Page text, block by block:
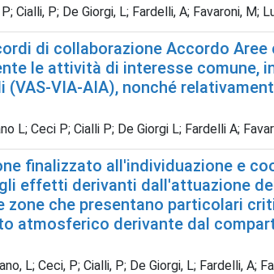
Cialli, P; De Giorgi, L; Fardelli, A; Favaroni,
di collaborazione Accordo
le attività di interesse comune,
(VAS-VIA-AIA), nonché
L; Ceci P; Cialli P; De Giorgi L; Fardelli A;
finalizzato all'individuazione e
effetti derivanti dall'attuazione
zone che presentano particolari
atmosferico derivante dal
L; Ceci, P; Cialli, P; De Giorgi, L; Fardelli,